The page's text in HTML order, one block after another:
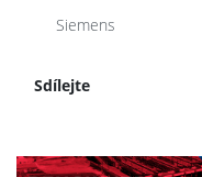
Siemens
Sdílejte